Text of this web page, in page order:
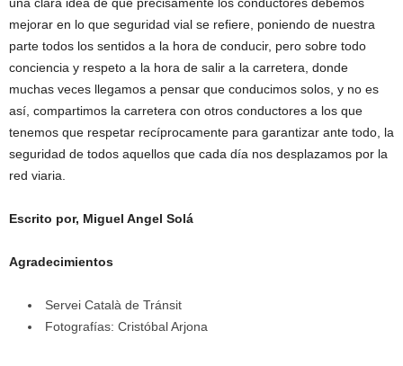
mejorar en lo que seguridad vial se refiere, poniendo de nuestra
parte todos los sentidos a la hora de conducir, pero sobre todo
conciencia y respeto a la hora de salir a la carretera, donde
muchas veces llegamos a pensar que conducimos solos, y no es
así, compartimos la carretera con otros conductores a los que
tenemos que respetar recíprocamente para garantizar ante todo, la
seguridad de todos aquellos que cada día nos desplazamos por la
red viaria.
Escrito por, Miguel Angel Solá
Agradecimientos
Servei Català de Tránsit
Fotografías: Cristóbal Arjona